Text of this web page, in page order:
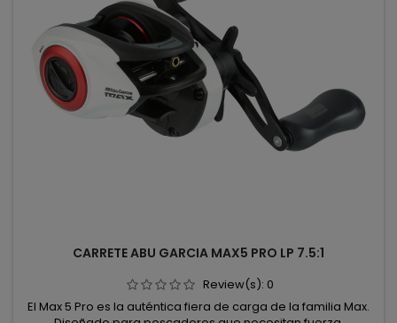
CARRETE ABU GARCIA MAX5 PRO LP 7.5:1
Review(s): 0
El Max 5 Pro es la auténtica fiera de carga de la familia Max.